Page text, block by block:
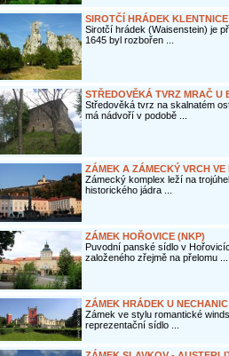
SIROTČÍ HRÁDEK KLENTNICE
Sirotčí hrádek (Waisenstein) je
1645 byl rozbořen ...
STŘEDOVĚKÁ TVRZ MRAČ U
Středověká tvrz na skalnatém
má nádvoří v podobě ...
ZÁMEK A ZÁMECKÝ VRCH VE
Zámecký komplex leží na
historického jádra ...
ZÁMEK HOŘOVICE (NKP)
Puvodní panské sídlo v
založeného zřejmě na přelomu ...
ZÁMEK HRÁDEK U
Zámek ve stylu romantické
reprezentační sídlo ...